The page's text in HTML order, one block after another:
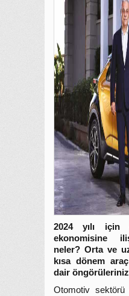
2024 yılı için
ekonomisine
neler? Orta ve
kısa dönem
dair
Otomotiv sektörü